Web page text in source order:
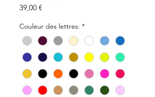
39,00 €Prix
Couleur des lettres: *